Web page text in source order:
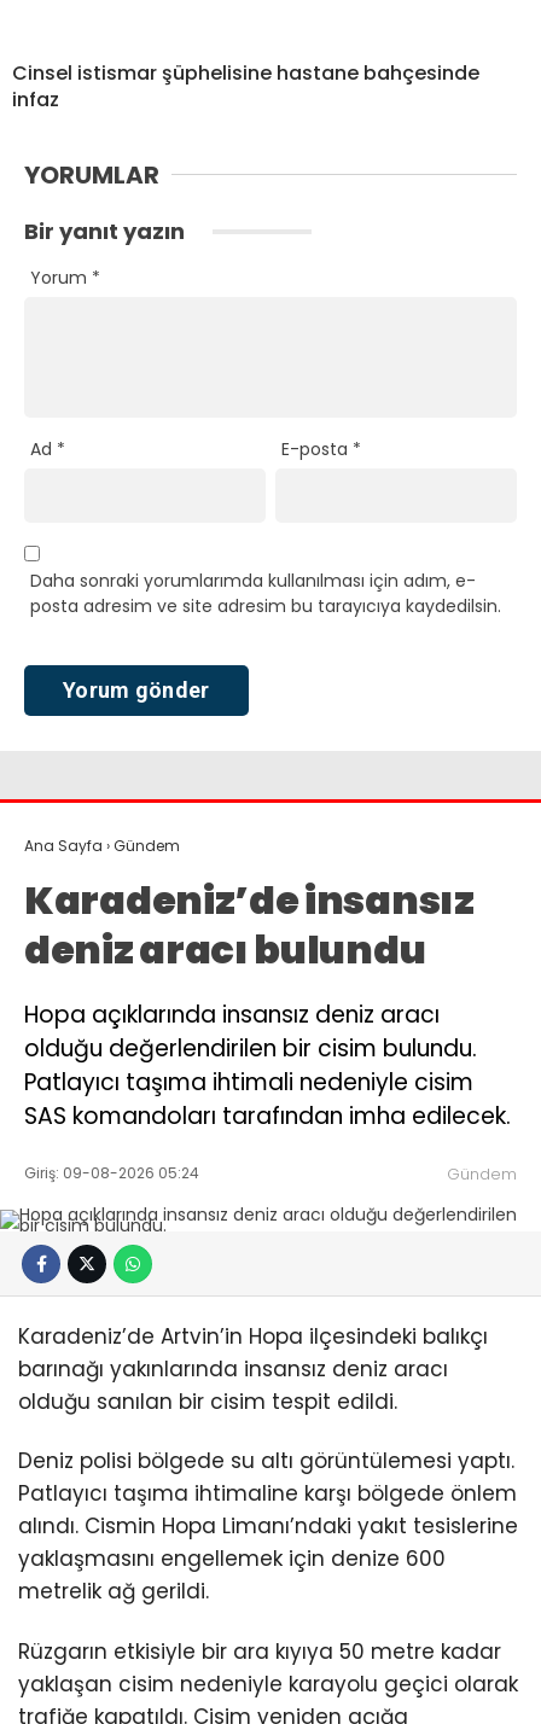
Cinsel istismar şüphelisine hastane bahçesinde
infaz
YORUMLAR
Bir yanıt yazın
Yorum *
Ad * E-posta *
Daha sonraki yorumlarımda kullanılması için adım, e-
posta adresim ve site adresim bu tarayıcıya kaydedilsin.
Ana Sayfa ›Gündem
Karadeniz’de insansız
deniz aracı bulundu
Hopa açıklarında insansız deniz aracı
olduğu değerlendirilen bir cisim bulundu.
Patlayıcı taşıma ihtimali nedeniyle cisim
SAS komandoları tarafından imha edilecek.
Giriş: 09-08-2026 05:24 Gündem
Karadeniz’de Artvin’in Hopa ilçesindeki balıkçı
barınağı yakınlarında insansız deniz aracı
olduğu sanılan bir cisim tespit edildi.
Deniz polisi bölgede su altı görüntülemesi yaptı.
Patlayıcı taşıma ihtimaline karşı bölgede önlem
alındı. Cismin Hopa Limanı’ndaki yakıt tesislerine
yaklaşmasını engellemek için denize 600
metrelik ağ gerildi.
Rüzgarın etkisiyle bir ara kıyıya 50 metre kadar
yaklaşan cisim nedeniyle karayolu geçici olarak
trafiğe kapatıldı. Cisim yeniden açığa